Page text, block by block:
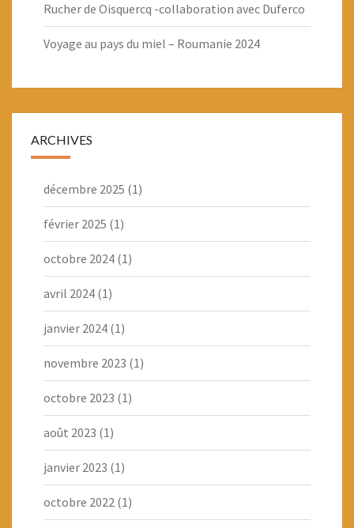
Rucher de Oisquercq -collaboration avec Duferco
Voyage au pays du miel – Roumanie 2024
ARCHIVES
décembre 2025 (1)
février 2025 (1)
octobre 2024 (1)
avril 2024 (1)
janvier 2024 (1)
novembre 2023 (1)
octobre 2023 (1)
août 2023 (1)
janvier 2023 (1)
octobre 2022 (1)